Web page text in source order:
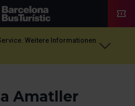
TMB-OCI
Weitere Informationen
Amatller